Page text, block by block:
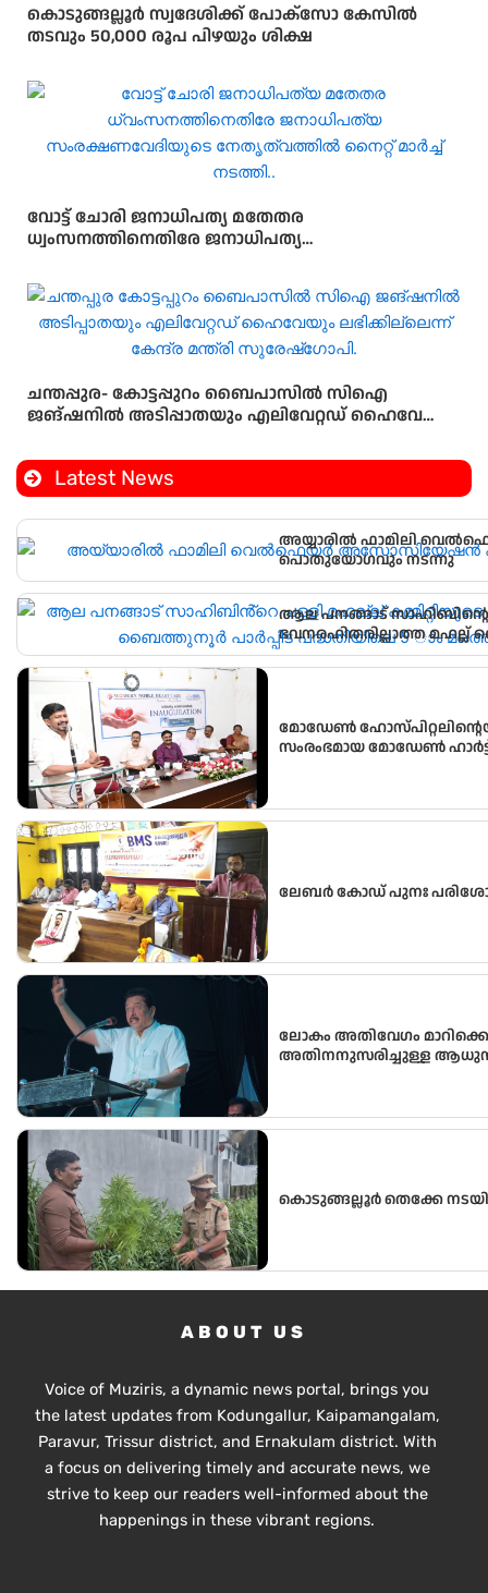
കൊടുങ്ങല്ലൂർ സ്വദേശിക്ക് പോക്സോ കേസിൽ
തടവും 50,000 രൂപ പിഴയും ശിക്ഷ
വോട്ട് ചോരി ജനാധിപത്യ മതേതര
ധ്വംസനത്തിനെതിരേ ജനാധിപത്യ
നടത്തി..
ചന്തപ്പുര- കോട്ടപ്പുറം ബൈപാസിൽ സിഐ
ജങ്ഷനിൽ അടിപ്പാതയും എലിവേറ്റഡ് ഹൈവേയും
Latest News
അയ്യാരിൽ ഫാമിലി
പൊതുയോഗവും നടന്നു
ആല പനങ്ങാട് സാഹിബിൻ്റെ
ഭവനരഹിതരില്ലാത്ത മഹല്ല്
വീടിൻ്റെ താക്കോൽ ദാനം
മോഡേൺ
സംരംഭമായ മോഡേൺ ഹാർട്ട്
ലേബർ കോഡ് പുനഃ
ലോകം അതിവേഗം
അതിനനുസരിച്ചുള്ള
കൊടുങ്ങല്ലൂർ തെക്കേ
ABOUT US
Voice of Muziris, a dynamic news portal, brings you
the latest updates from Kodungallur, Kaipamangalam,
Paravur, Trissur district, and Ernakulam district. With
a focus on delivering timely and accurate news, we
strive to keep our readers well-informed about the
happenings in these vibrant regions.